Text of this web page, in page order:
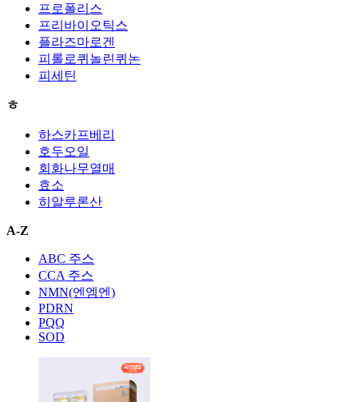
프로폴리스
프리바이오틱스
플라즈마로겐
피롤로퀴놀린퀴논
피세틴
ㅎ
하스카프베리
호두오일
회화나무열매
효소
히알루론산
A-Z
ABC 주스
CCA 주스
NMN(엔엠엔)
PDRN
PQQ
SOD